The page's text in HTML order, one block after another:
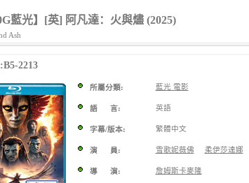
藍光】[英] 阿凡達：火與燼 (2025)
Ash
2213
所屬分類: 藍光 電影
語 言: 英語
字幕/版本: 繁體中文
演 員: 雪歌妮薇佛 柔伊莎達娜
導 演: 詹姆斯卡麥隆